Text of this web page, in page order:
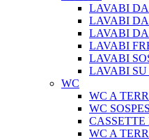
LAVABI DA
LAVABI
LAVABI DA
LAVABI
LAVABI
LAVABI
WC
WC A
WC
CASSETTE
WC A